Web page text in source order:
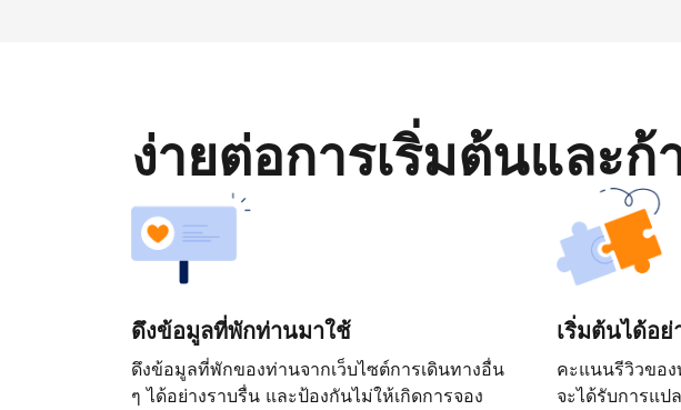
ง่ายต่อการเริ่มต้นและ
ดึงข้อมูลที่พักท่านมาใช้
ดึงข้อมูลที่พักของท่านจากเว็บไซต์การเดินทางอื่น
ๆ ได้อย่างราบรื่น และป้องกันไม่ให้เกิดการจอง
เริ่มต้นได้อย่
คะแนนรีวิวของ
จะได้รับการแ